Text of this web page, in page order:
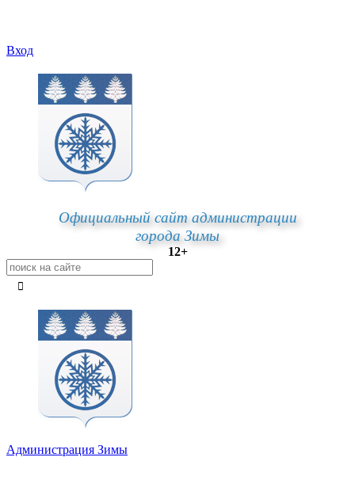
Вход
Официальный сайт администрации
города Зимы
12+
Администрация Зимы